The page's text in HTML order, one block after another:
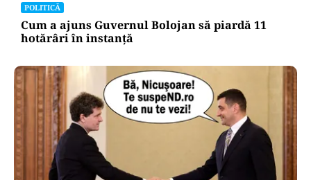
POLITICĂ
Cum a ajuns Guvernul Bolojan să piardă 11
hotărâri în instanță